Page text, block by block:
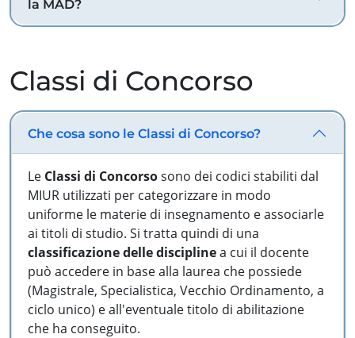
la MAD?
Classi di Concorso
Che cosa sono le Classi di Concorso?
Le Classi di Concorsosono dei codici stabiliti dal
MIUR utilizzati per categorizzare in modo
uniforme le materie di insegnamento e associarle
ai titoli di studio. Si tratta quindi di una
classificazione delle disciplinea cui il docente
può accedere in base alla laurea che possiede
(Magistrale, Specialistica, Vecchio Ordinamento, a
ciclo unico) e all'eventuale titolo di abilitazione
che ha conseguito.